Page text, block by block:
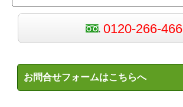
0120-266-466
お問合せフォームはこちらへ